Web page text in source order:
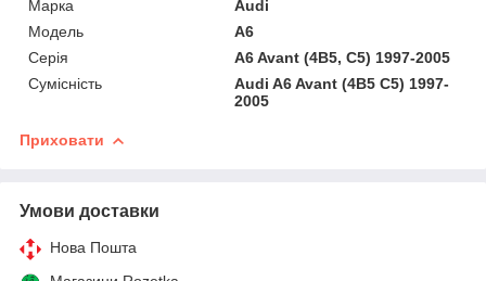
Марка
Audi
Мoдель
A6
Серія
A6 Avant (4B5, C5) 1997-2005
Сумісність
Audi A6 Avant (4B5 C5) 1997-
2005
Приховати
Умови доставки
Нова Пошта